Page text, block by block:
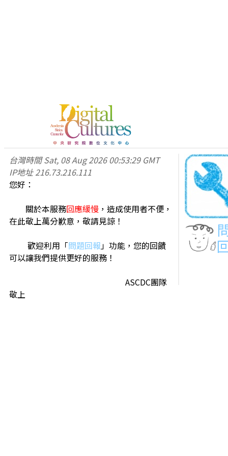
台灣時間Sat, 08 Aug 2026 00:53:29 GMT
IP地址216.73.216.111
您好：
關於本服務回應緩慢 ，造成使用者不便，
在此敬上萬分歉意，敬請見諒！
歡迎利用「問題回報」功能，您的回饋
可以讓我們提供更好的服務！
ASCDC團隊
敬上